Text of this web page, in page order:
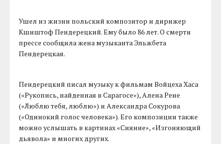
Ушел из жизни польский композитор и дирижер
Кшиштоф Пендерецкий. Ему было 86 лет. О смерти
прессе сообщила жена музыканта Эльжбета
Пендерецкая.
Пендерецкий писал музыку к фильмам Войцеха Хаса
(«Рукопись, найденная в Сарагосе»), Алена Рене
(«Люблю тебя, люблю») и Александра Сокурова
(«Одинокий голос человека»). Его композиции также
можно услышать в картинах «Сияние», «Изгоняющий
дьявола» и многих других.